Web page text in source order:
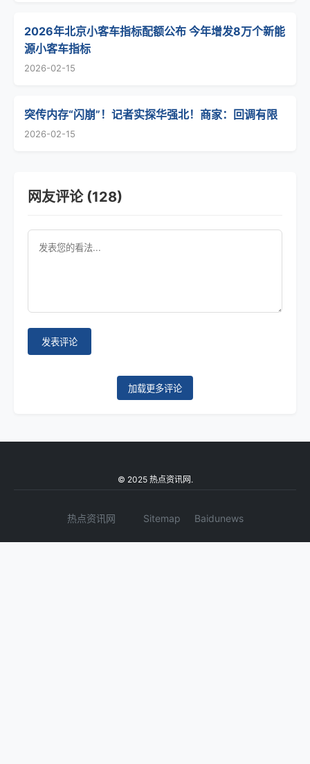
2026年北京小客车指标配额公布 今年增发8万个新能
源小客车指标
2026-02-15
突传内存“闪崩”！记者实探华强北！商家：回调有限
2026-02-15
网友评论 (128)
发表评论
加载更多评论
© 2025 热点资讯网.
热点资讯网 Sitemap Baidunews